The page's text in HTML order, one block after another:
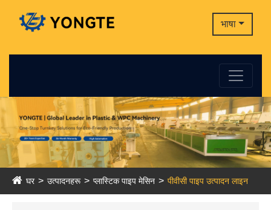
भाषा
घर उत्पादनहरू प्लास्टिक पाइप मेसिन पीवीसी पाइप उत्पादन लाइन